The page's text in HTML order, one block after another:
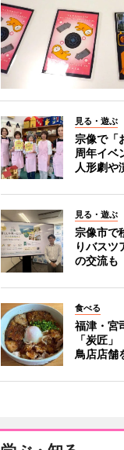
見る・遊ぶ
宗像で「
周年イ
人形劇や
見る・遊ぶ
宗像市で
りバス
の交流も
食べる
福津・宮
「炭匠
鳥店店舗